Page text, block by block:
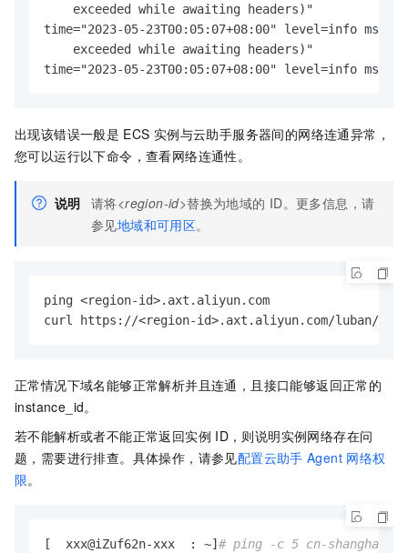
    exceeded while awaiting headers)"
time="2023-05-23T00:05:07+08:00" level=info
    exceeded while awaiting headers)"
time="2023-05-23T00:05:07+08:00" level=info
出现该错误一般是 ECS 实例与云助手服务器间的网络连通异常，
您可以运行以下命令，查看网络连通性。
说明 请将<region-id>替换为地域的 ID。更多信息，请
参见地域和可用区。
ping <region-id>.axt.aliyun.com
curl https://<region-id>.axt.aliyun.com/luban/
正常情况下域名能够正常解析并且连通，且接口能够返回正常的
instance_id。
若不能解析或者不能正常返回实例 ID，则说明实例网络存在问
题，需要进行排查。具体操作，请参见配置云助手 Agent 网络权
限。
[  xxx@iZuf62n-xxx  : ~] # ping -c 5 cn-